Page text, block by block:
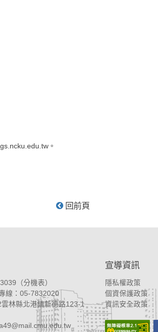
。
回前頁
（分機表）
線：05-7832020
林縣北港鎮新德路123-1
宣導資訊
隱私權政策
個資保護政策
資訊安全政策